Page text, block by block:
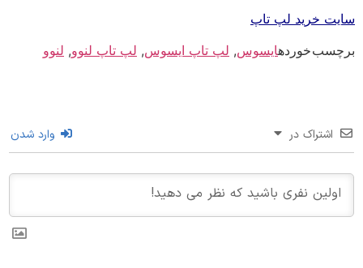
خرید لپ تاپ
خوردهایسوس,لپ تاپ ایسوس,لپ تاپ لنوو ,لنوو
اشتراک در وارد شدن